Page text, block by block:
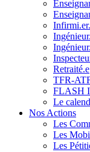
Retraité.e
TFR-
FLASH
Le
Nos Actions
Les
Les
Les